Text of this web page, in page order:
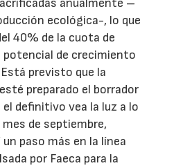
anualmente –
ecológica-, lo que
40% de la cuota de
potencial de crecimiento
previsto que la
preparado el borrador
definitivo vea la luz a lo
de septiembre,
paso más en la línea
por Faeca para la